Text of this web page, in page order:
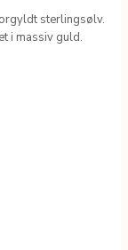
sterlingsølv.
i massiv guld.